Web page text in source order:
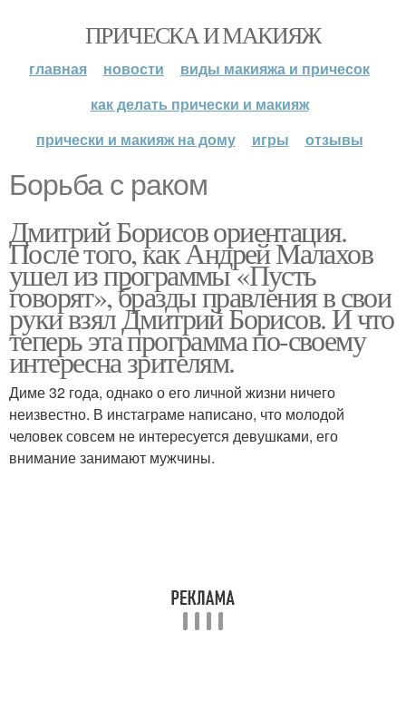
ПРИЧЕСКА И МАКИЯЖ
главная новости
виды макияжа и причесок
как делать прически и макияж
прически и макияж на дому
игры отзывы
Борьба с раком
Дмитрий Борисов ориентация.
После того, как Андрей Малахов
ушел из программы «Пусть
говорят», бразды правления в свои
руки взял Дмитрий Борисов. И что
теперь эта программа по-своему
интересна зрителям.
Диме 32 года, однако о его личной жизни ничего
неизвестно. В инстаграме написано, что молодой
человек совсем не интересуется девушками, его
внимание занимают мужчины.